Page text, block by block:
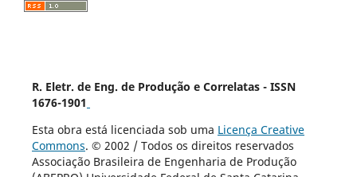
R. Eletr. de Eng. de Produção e Correlatas - ISSN
1676-1901
Esta obra está licenciada sob uma Licença Creative
Commons. © 2002 / Todos os direitos reservados
Associação Brasileira de Engenharia de Produção